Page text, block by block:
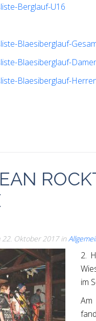
Berglauf-U16
Blaesiberglauf-
Blaesiberglauf-
Blaesiberglauf-
22. Oktober 2017in
2.
im
Am